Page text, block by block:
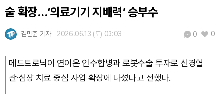
BNB (BNB)
XRP (XRP) ₩1,471(-3.34%)
술 확장…‘의료기기 지배력’ 승부수
김민준 기자 2026.06.13 (토) 03:03 0 0
메드트로닉이 연이은 인수합병과 로봇수술 투자로 신경혈
관·심장 치료 중심 사업 확장에 나섰다고 전했다.